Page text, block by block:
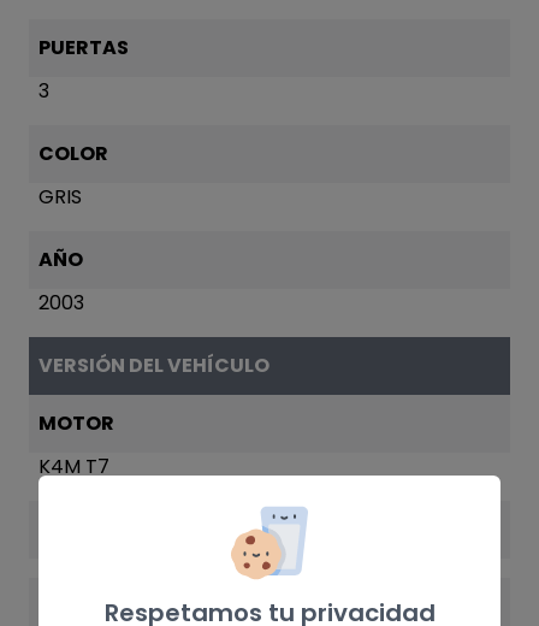
PUERTAS
3
COLOR
GRIS
AÑO
2003
VERSIÓN DEL VEHÍCULO
MOTOR
K4M T7
VERSIÓNRespetamos tu privacidad